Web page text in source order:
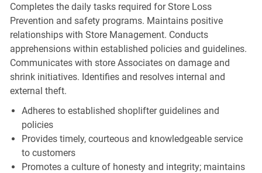
Completes the daily tasks required for Store Loss
Prevention and safety programs. Maintains positive
relationships with Store Management. Conducts
apprehensions within established policies and guidelines.
Communicates with store Associates on damage and
shrink initiatives. Identifies and resolves internal and
external theft.
Adheres to established shoplifter guidelines and
policies
Provides timely, courteous and knowledgeable service
to customers
Promotes a culture of honesty and integrity; maintains